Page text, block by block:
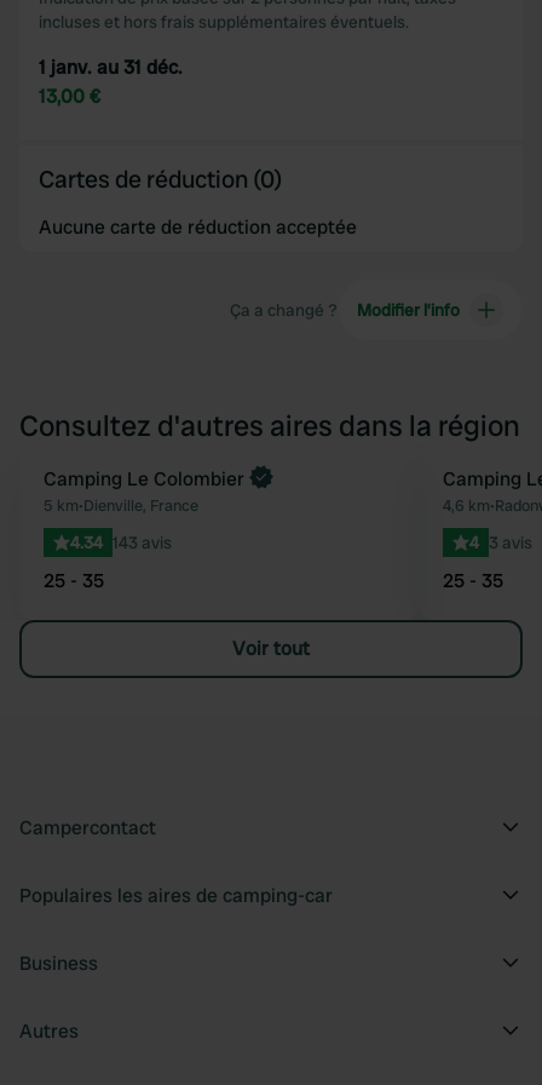
incluses et hors frais supplémentaires éventuels.
1 janv. au 31 déc.
13,00 €
Cartes de réduction (0)
Aucune carte de réduction acceptée
Ça a changé ? Modifier l’info
Consultez d'autres aires dans la région
Préféré
Reserve maintenant
Camping Le Colombier
5 km•Dienville, France
4.34 143 avis
25 - 35
Camping
4,6 km•
4 3 avis
25 - 35
Voir tout
Campercontact
Populaires les aires de camping-car
Business
Autres